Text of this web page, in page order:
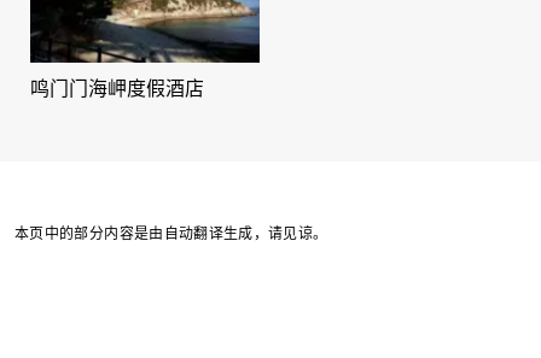
鸣门门海岬度假酒店
本页中的部分内容是由自动翻译生成，请见谅。